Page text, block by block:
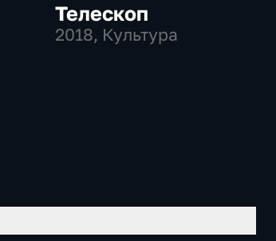
Телескоп
2018, Культура